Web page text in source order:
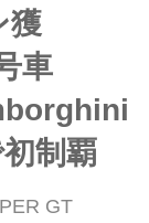
獲
車
制覇
GT